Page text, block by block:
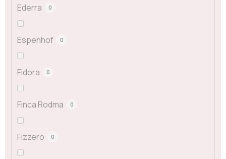
Ederra 0
Espenhof 0
Fidora 0
Finca Rodma 0
Fizzero 0